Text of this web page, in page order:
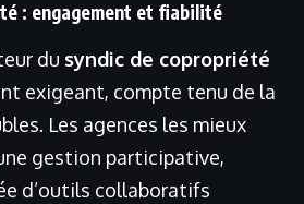
: engagement et fiabilité
du syndic de copropriété
exigeant, compte tenu de la
Les agences les mieux
gestion participative,
d’outils collaboratifs